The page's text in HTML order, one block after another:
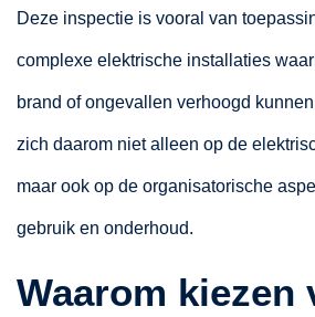
Deze inspectie is vooral van
complexe elektrische installaties
brand of ongevallen verhoogd
zich daarom niet alleen op de
maar ook op de organisatorische
gebruik en onderhoud.
Waarom kiezen